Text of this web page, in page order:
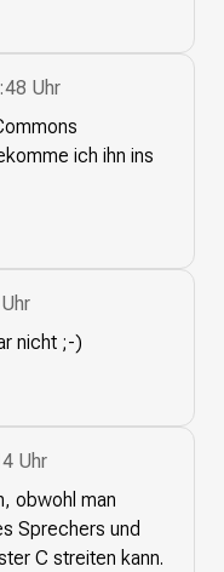
Uhr
ich ihn ins
nicht ;-)
Uhr
obwohl man
Sprechers und
C streiten kann.